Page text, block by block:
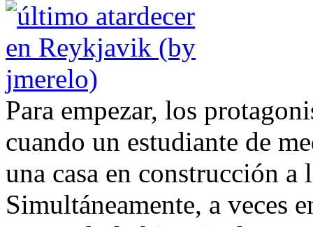
Para empezar, los
cuando un estudiante de
una casa en construcción
Simultáneamente, a veces